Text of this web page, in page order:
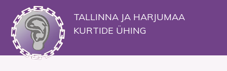
TALLINNA JA HARJUMAA
KURTIDE ÜHING